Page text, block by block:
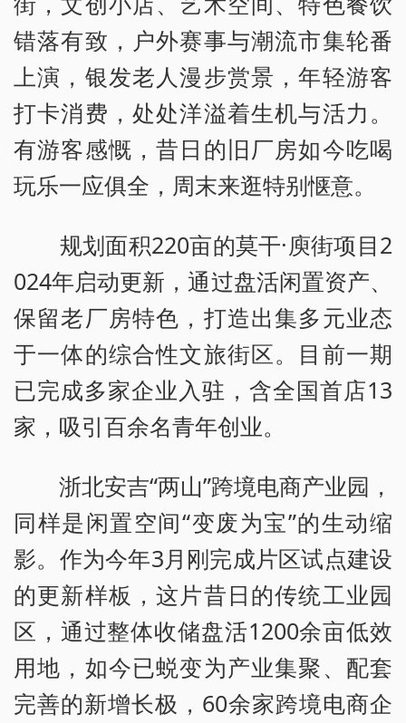
错落有致，户外赛事与潮流市集轮番
上演，银发老人漫步赏景，年轻游客
打卡消费，处处洋溢着生机与活力。
有游客感慨，昔日的旧厂房如今吃喝
玩乐一应俱全，周末来逛特别惬意。
规划面积220亩的莫干·庾街项目2
024年启动更新，通过盘活闲置资产、
保留老厂房特色，打造出集多元业态
于一体的综合性文旅街区。目前一期
已完成多家企业入驻，含全国首店13
家，吸引百余名青年创业。
浙北安吉“两山”跨境电商产业园，
同样是闲置空间“变废为宝”的生动缩
影。作为今年3月刚完成片区试点建设
的更新样板，这片昔日的传统工业园
区，通过整体收储盘活1200余亩低效
用地，如今已蜕变为产业集聚、配套
完善的新增长极，60余家跨境电商企